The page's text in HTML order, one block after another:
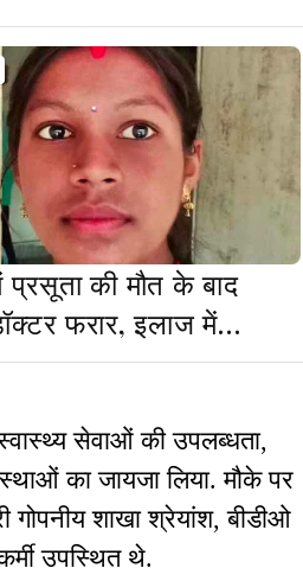
प्रसूता की मौत के बाद
फरार, इलाज में
का आरोप
सेवाओं की उपलब्धता,
का जायजा लिया. मौके पर
गोपनीय शाखा श्रेयांश, बीडीओ
उपस्थित थे.